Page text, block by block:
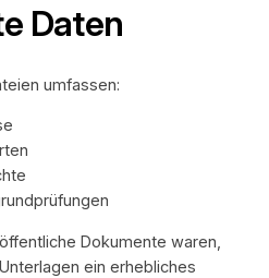
Daten
umfassen:
Dokumente waren,
ein erhebliches